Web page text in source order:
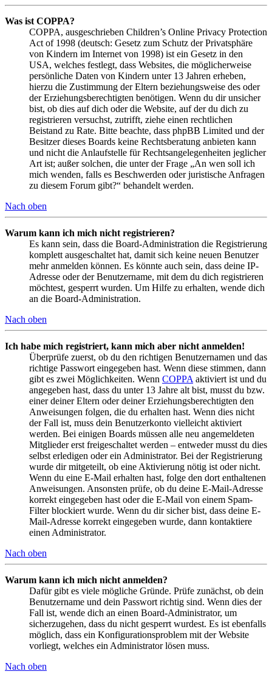
Was ist COPPA?
COPPA, ausgeschrieben Children’s Online Privacy Protection
Act of 1998 (deutsch: Gesetz zum Schutz der Privatsphäre
von Kindern im Internet von 1998) ist ein Gesetz in den
USA, welches festlegt, dass Websites, die möglicherweise
persönliche Daten von Kindern unter 13 Jahren erheben,
hierzu die Zustimmung der Eltern beziehungsweise des oder
der Erziehungsberechtigten benötigen. Wenn du dir unsicher
bist, ob dies auf dich oder die Website, auf der du dich zu
registrieren versuchst, zutrifft, ziehe einen rechtlichen
Beistand zu Rate. Bitte beachte, dass phpBB Limited und der
Besitzer dieses Boards keine Rechtsberatung anbieten kann
und nicht die Anlaufstelle für Rechtsangelegenheiten jeglicher
Art ist; außer solchen, die unter der Frage „An wen soll ich
mich wenden, falls es Beschwerden oder juristische Anfragen
zu diesem Forum gibt?“ behandelt werden.
Nach oben
Warum kann ich mich nicht registrieren?
Es kann sein, dass die Board-Administration die Registrierung
komplett ausgeschaltet hat, damit sich keine neuen Benutzer
mehr anmelden können. Es könnte auch sein, dass deine IP-
Adresse oder der Benutzername, mit dem du dich registrieren
möchtest, gesperrt wurden. Um Hilfe zu erhalten, wende dich
an die Board-Administration.
Nach oben
Ich habe mich registriert, kann mich aber nicht anmelden!
Überprüfe zuerst, ob du den richtigen Benutzernamen und das
richtige Passwort eingegeben hast. Wenn diese stimmen, dann
gibt es zwei Möglichkeiten. Wenn COPPA aktiviert ist und du
angegeben hast, dass du unter 13 Jahre alt bist, musst du bzw.
einer deiner Eltern oder deiner Erziehungsberechtigten den
Anweisungen folgen, die du erhalten hast. Wenn dies nicht
der Fall ist, muss dein Benutzerkonto vielleicht aktiviert
werden. Bei einigen Boards müssen alle neu angemeldeten
Mitglieder erst freigeschaltet werden – entweder musst du dies
selbst erledigen oder ein Administrator. Bei der Registrierung
wurde dir mitgeteilt, ob eine Aktivierung nötig ist oder nicht.
Wenn du eine E-Mail erhalten hast, folge den dort enthaltenen
Anweisungen. Ansonsten prüfe, ob du deine E-Mail-Adresse
korrekt eingegeben hast oder die E-Mail von einem Spam-
Filter blockiert wurde. Wenn du dir sicher bist, dass deine E-
Mail-Adresse korrekt eingegeben wurde, dann kontaktiere
einen Administrator.
Nach oben
Warum kann ich mich nicht anmelden?
Dafür gibt es viele mögliche Gründe. Prüfe zunächst, ob dein
Benutzername und dein Passwort richtig sind. Wenn dies der
Fall ist, wende dich an einen Board-Administrator, um
sicherzugehen, dass du nicht gesperrt wurdest. Es ist ebenfalls
möglich, dass ein Konfigurationsproblem mit der Website
vorliegt, welches ein Administrator lösen muss.
Nach oben